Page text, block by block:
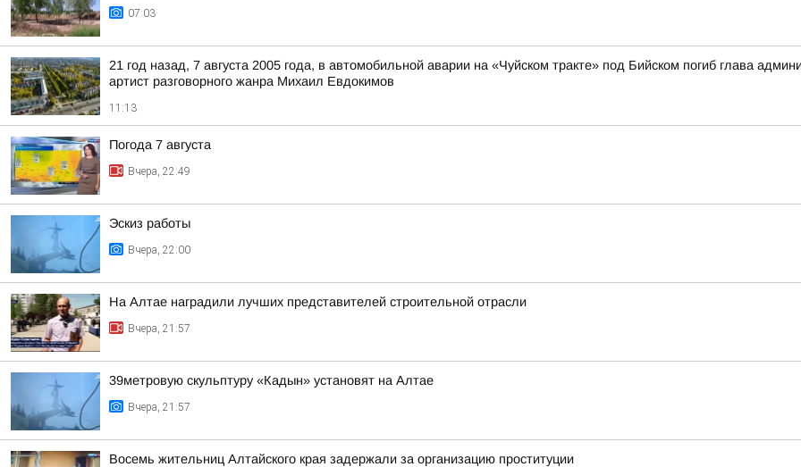
07:03
21 год назад, 7 августа 2005 года, в автомобильной аварии на «Чуйском тракте» под Бийском погиб глава
артист разговорного жанра Михаил Евдокимов
11:13
Погода 7 августа
Вчера, 22:49
Эскиз работы
Вчера, 22:00
На Алтае наградили лучших представителей строительной отрасли
Вчера, 21:57
39метровую скульптуру «Кадын» установят на Алтае
Вчера, 21:57
Восемь жительниц Алтайского края задержали за организацию проституции